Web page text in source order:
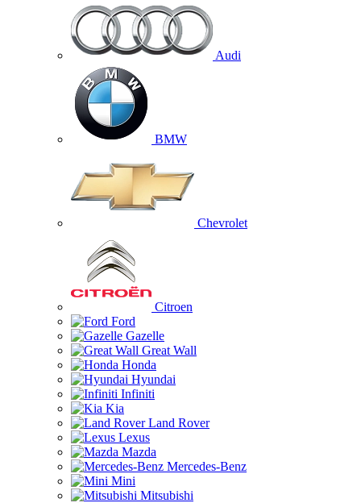
Audi
BMW
Chevrolet
Citroen
Ford
Gazelle
Great Wall
Honda
Hyundai
Infiniti
Kia
Land Rover
Lexus
Mazda
Mercedes-Benz
Mini
Mitsubishi